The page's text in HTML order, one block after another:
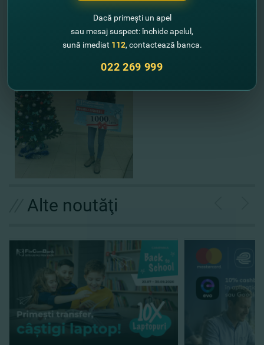
Alte noutăţi
Dacă primești un apel
sau mesaj suspect: închide apelul,
sună imediat 112, contactează banca.
022 269 999